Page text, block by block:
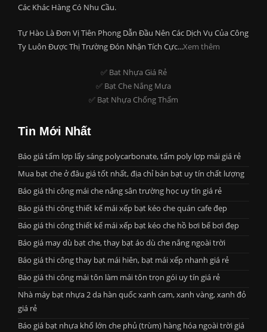
Các Khác Hàng Có Nhu Cầu.
Tự Hào Là Đơn Vị Tiên Phong Dẫn Đầu Nên Các Dịch Vụ Của Công
Ty Luôn Được Thị Trường Đón Nhận Tích Cực...Xem thêm
✅ Bat Nhựa Giá Rẻ
✅ Bạt Che Nắng Mưa
✅ Bạt Nhựa Chống Thấm
Tin Mới Nhất
Báo giá tấm lợp lấy sáng polycarbonate, tấm poly lợp mái giá rẻ
Mua bạt che ở đâu giá tốt nhất, địa chỉ bán bạt uy tín chất lượng
Báo giá thi công mái che nắng sân trường học uy tín giá rẻ
Báo giá thi công thiết kế mái xếp bạt kéo che quán cafe đẹp
Báo giá thi công thiết kế mái xếp bạt kéo che hồ bơi bể bơi đẹp
Báo giá may dù bạt che, thay bạt áo dù che nắng ngoài trời
Báo giá thi công thay bạt mái hiên, bạt mái xếp nhanh giá rẻ
Báo giá thi công mái tôn làm mái tôn trọn gói uy tín giá rẻ
Nhà máy bạt nhựa 2 da hàn quốc xanh cam, xanh vàng, xanh đỏ
giá rẻ
Báo giá bạt nhựa khổ lớn che phủ (trùm) hàng hóa ngoài trời giá